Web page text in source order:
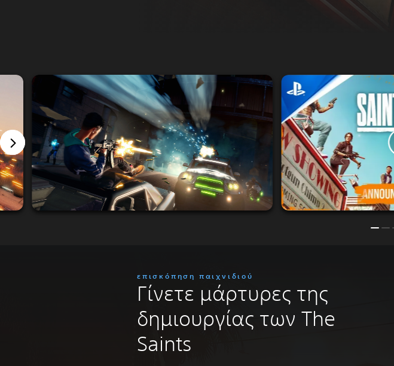
επισκόπηση παιχνιδιού
Γίνετε μάρτυρες της
δημιουργίας των The
Saints